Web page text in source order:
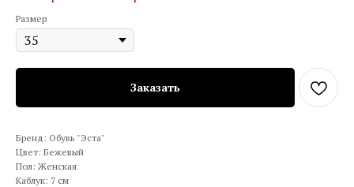
Размер
Заказать
Бренд: Обувь "Эста"
Цвет: Бежевый
Пол: Женская
Каблук: 7 см